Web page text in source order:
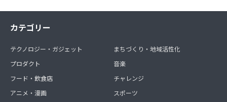
カテゴリー
テクノロジー・ガジェット
プロダクト
フード・飲食店
アニメ・漫画
まちづくり・地域活性化
音楽
チャレンジ
スポーツ